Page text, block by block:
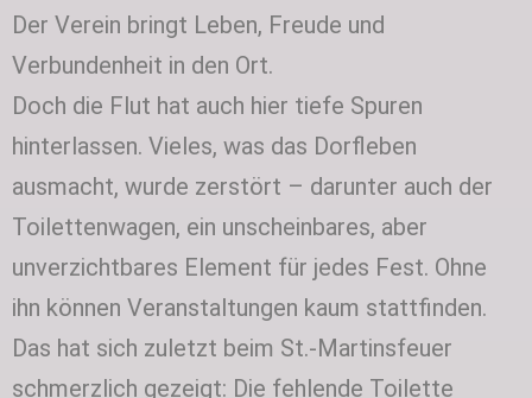
Der Verein bringt Leben, Freude und
Verbundenheit in den Ort.
Doch die Flut hat auch hier tiefe Spuren
hinterlassen. Vieles, was das Dorfleben
ausmacht, wurde zerstört – darunter auch der
Toilettenwagen, ein unscheinbares, aber
unverzichtbares Element für jedes Fest. Ohne
ihn können Veranstaltungen kaum stattfinden.
Das hat sich zuletzt beim St.-Martinsfeuer
schmerzlich gezeigt: Die fehlende Toilette